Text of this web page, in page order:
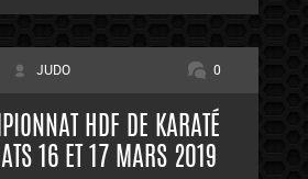
JUDO 0
HDF DE KARATÉ
16 ET 17 MARS 2019